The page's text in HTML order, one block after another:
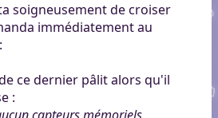
soigneusement de croiser
immédiatement au
ce dernier pâlit alors qu'il
: